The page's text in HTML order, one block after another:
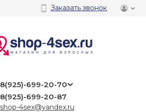
Заказать звонок
8(925)-699-20-70
8(925)-699-20-87
shop-4sex@yandex.ru